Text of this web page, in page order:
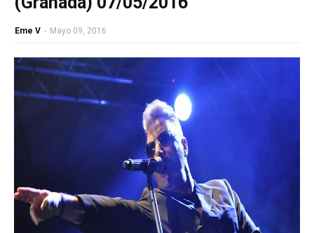
Eme V - Mayo 09, 2016